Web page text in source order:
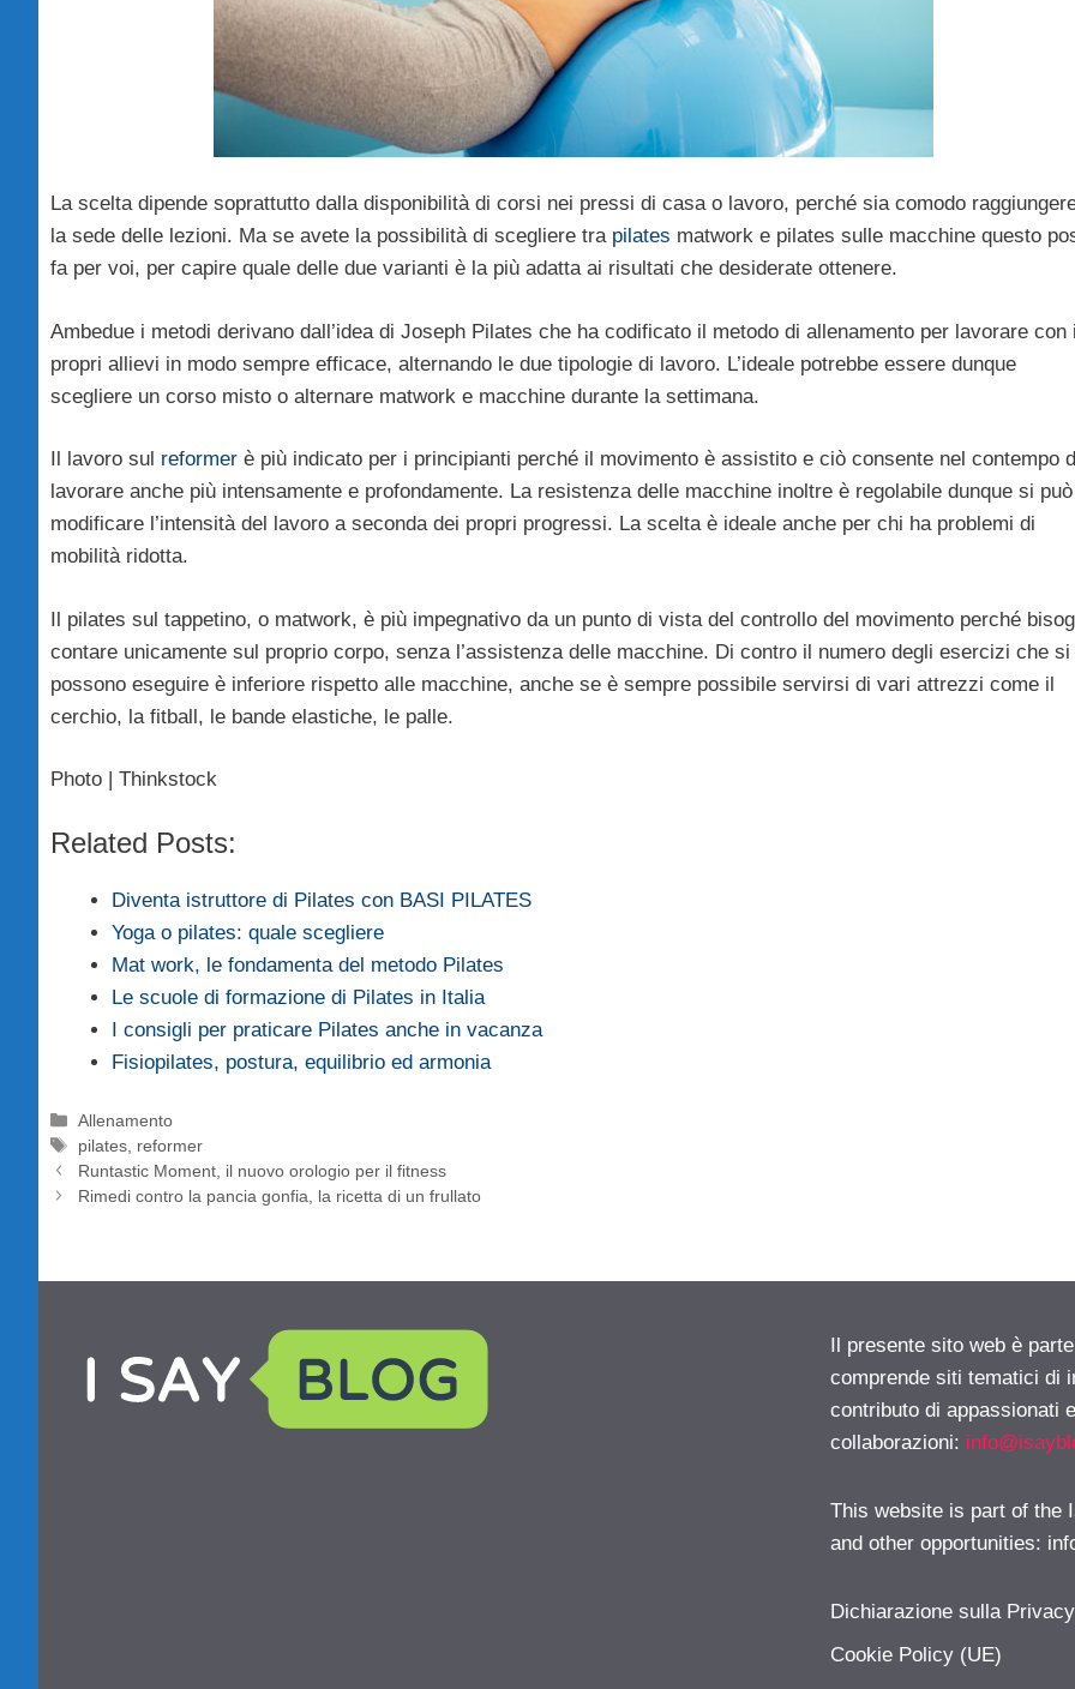
La scelta dipende soprattutto dalla disponibilità di corsi nei pressi di casa o lavoro, perché sia comodo
la sede delle lezioni. Ma se avete la possibilità di scegliere tra pilates matwork e pilates sulle macchine questo
fa per voi, per capire quale delle due varianti è la più adatta ai risultati che desiderate ottenere.
Ambedue i metodi derivano dall’idea di Joseph Pilates che ha codificato il metodo di allenamento per lavorare con
propri allievi in modo sempre efficace, alternando le due tipologie di lavoro. L’ideale potrebbe essere dunque
scegliere un corso misto o alternare matwork e macchine durante la settimana.
Il lavoro sul reformer è più indicato per i principianti perché il movimento è assistito e ciò consente nel contempo
lavorare anche più intensamente e profondamente. La resistenza delle macchine inoltre è regolabile dunque si può
modificare l’intensità del lavoro a seconda dei propri progressi. La scelta è ideale anche per chi ha problemi di
mobilità ridotta.
Il pilates sul tappetino, o matwork, è più impegnativo da un punto di vista del controllo del movimento perché
contare unicamente sul proprio corpo, senza l’assistenza delle macchine. Di contro il numero degli esercizi che si
possono eseguire è inferiore rispetto alle macchine, anche se è sempre possibile servirsi di vari attrezzi come il
cerchio, la fitball, le bande elastiche, le palle.
Photo | Thinkstock
Related Posts:
Diventa istruttore di Pilates con BASI PILATES
Yoga o pilates: quale scegliere
Mat work, le fondamenta del metodo Pilates
Le scuole di formazione di Pilates in Italia
I consigli per praticare Pilates anche in vacanza
Fisiopilates, postura, equilibrio ed armonia
Categorie
Allenamento
Tag
pilates reformer
Runtastic Moment, il nuovo orologio per il fitness
Rimedi contro la pancia gonfia, la ricetta di un frullato
Il presente sito web è
comprende siti tematici di
contributo di appassionati
collaborazioni:
This website is part of the
and other opportunities:
Dichiarazione sulla
Cookie Policy (UE)